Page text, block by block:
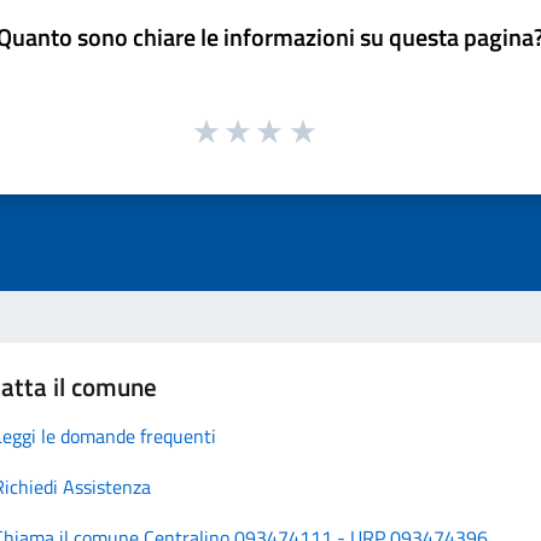
sono chiare le informazioni su questa
il comune
le domande frequenti
Assistenza